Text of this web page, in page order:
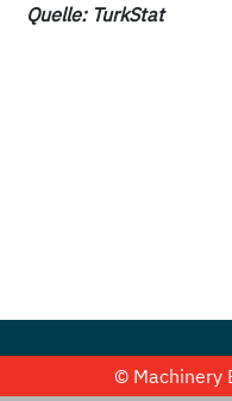
Quelle: TurkStat
© Machinery